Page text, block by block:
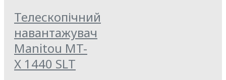
Телескопічний
навантажувач
Manitou MT-
X 1440 SLT